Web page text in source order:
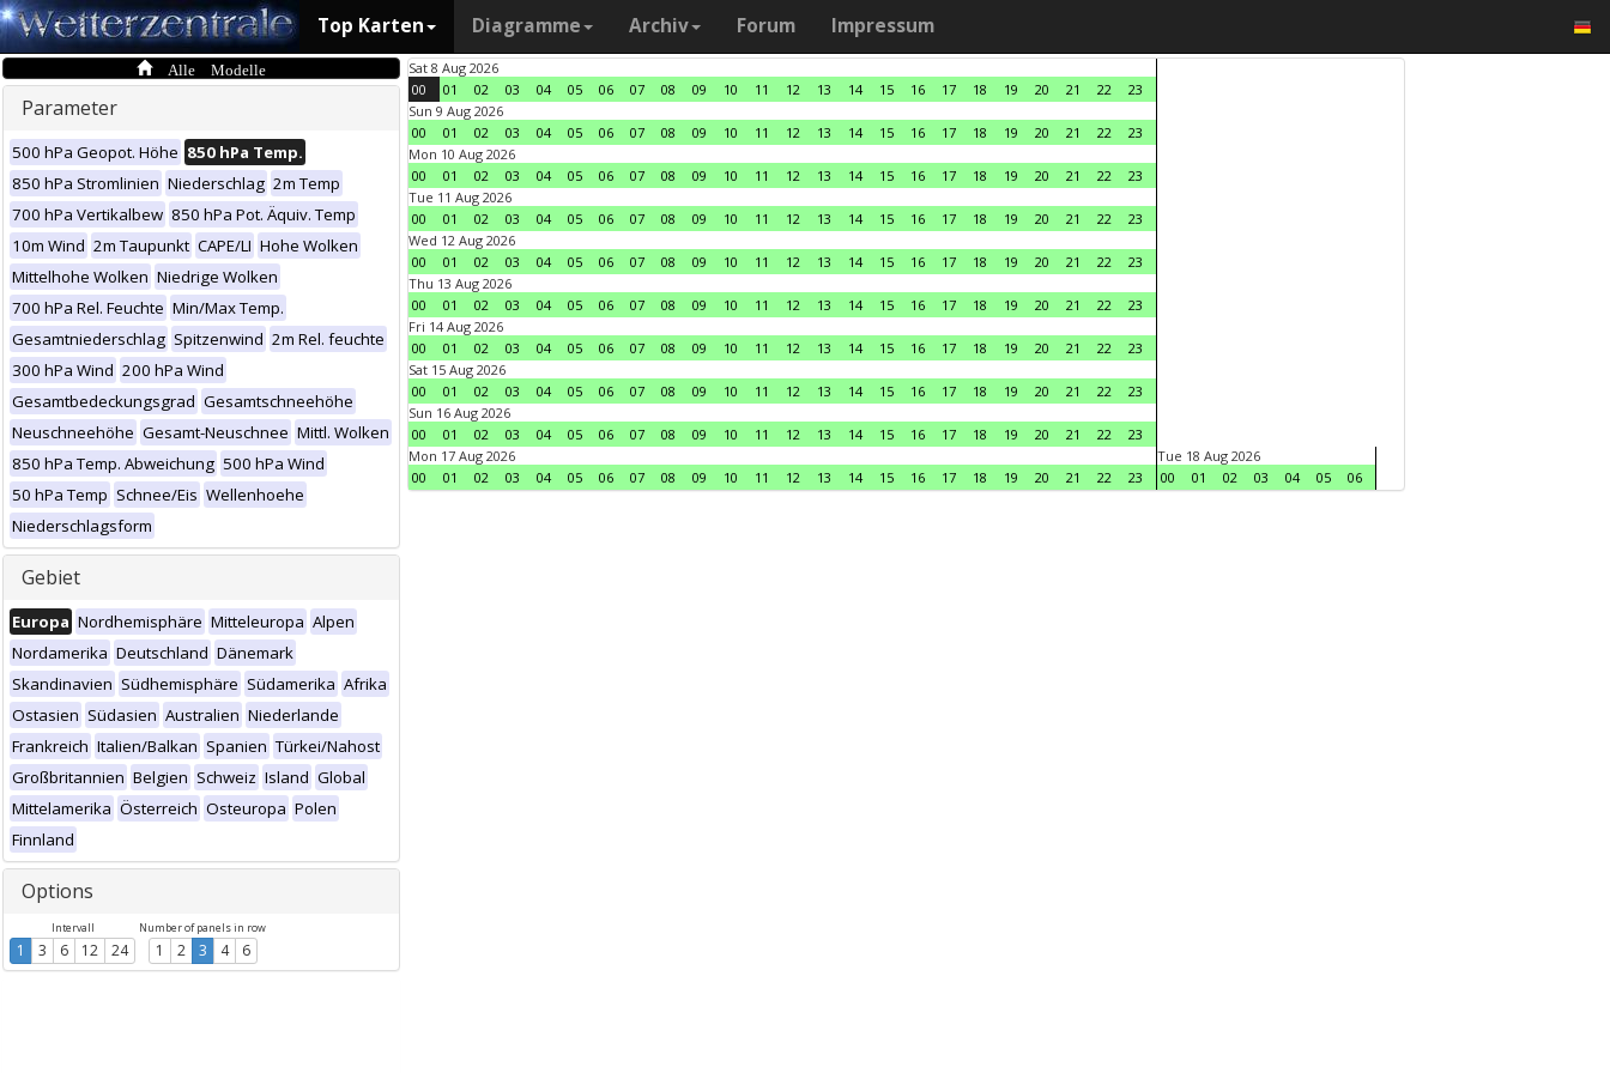
Top Karten Diagramme Archiv Forum Impressum
Alle Modelle
Parameter
500 hPa Geopot. Höhe 850 hPa Temp.
850 hPa Stromlinien Niederschlag 2m Temp
700 hPa Vertikalbew 850 hPa Pot. Äquiv. Temp
10m Wind 2m Taupunkt CAPE/LI Hohe Wolken
Mittelhohe Wolken Niedrige Wolken
700 hPa Rel. Feuchte Min/Max Temp.
Gesamtniederschlag Spitzenwind 2m Rel. feuchte
300 hPa Wind 200 hPa Wind
Gesamtbedeckungsgrad Gesamtschneehöhe
Neuschneehöhe Gesamt-Neuschnee Mittl. Wolken
850 hPa Temp. Abweichung 500 hPa Wind
50 hPa Temp Schnee/Eis Wellenhoehe
Niederschlagsform
Gebiet
Europa Nordhemisphäre Mitteleuropa Alpen
Nordamerika Deutschland Dänemark
Skandinavien Südhemisphäre Südamerika Afrika
Ostasien Südasien Australien Niederlande
Frankreich Italien/Balkan Spanien Türkei/Nahost
Großbritannien Belgien Schweiz Island Global
Mittelamerika Österreich Osteuropa Polen
Finnland
Options
Intervall
1 3 6 12 24
Number of panels in row
1 2 3 4 6
Sat 8 Aug 2026
00
01 02 03 04 05 06 07 08 09 10 11 12 13 14 15 16 17 18 19 20 21 22
23
Sun 9 Aug 2026
00
01 02 03 04 05 06 07 08 09 10 11 12 13 14 15 16 17 18 19 20 21 22
23
Mon 10 Aug 2026
00
01 02 03 04 05 06 07 08 09 10 11 12 13 14 15 16 17 18 19 20 21 22
23
Tue 11 Aug 2026
00
01 02 03 04 05 06 07 08 09 10 11 12 13 14 15 16 17 18 19 20 21 22
23
Wed 12 Aug 2026
00
01 02 03 04 05 06 07 08 09 10 11 12 13 14 15 16 17 18 19 20 21 22
23
Thu 13 Aug 2026
00
01 02 03 04 05 06 07 08 09 10 11 12 13 14 15 16 17 18 19 20 21 22
23
Fri 14 Aug 2026
00
01 02 03 04 05 06 07 08 09 10 11 12 13 14 15 16 17 18 19 20 21 22
23
Sat 15 Aug 2026
00
01 02 03 04 05 06 07 08 09 10 11 12 13 14 15 16 17 18 19 20 21 22
23
Sun 16 Aug 2026
00
01 02 03 04 05 06 07 08 09 10 11 12 13 14 15 16 17 18 19 20 21 22
23
Mon 17 Aug 2026
00
01 02 03 04 05 06 07 08 09 10 11 12 13 14 15 16 17 18 19 20 21 22 23
Tue 18 Aug 2026
00
01 02 03 04 05 06